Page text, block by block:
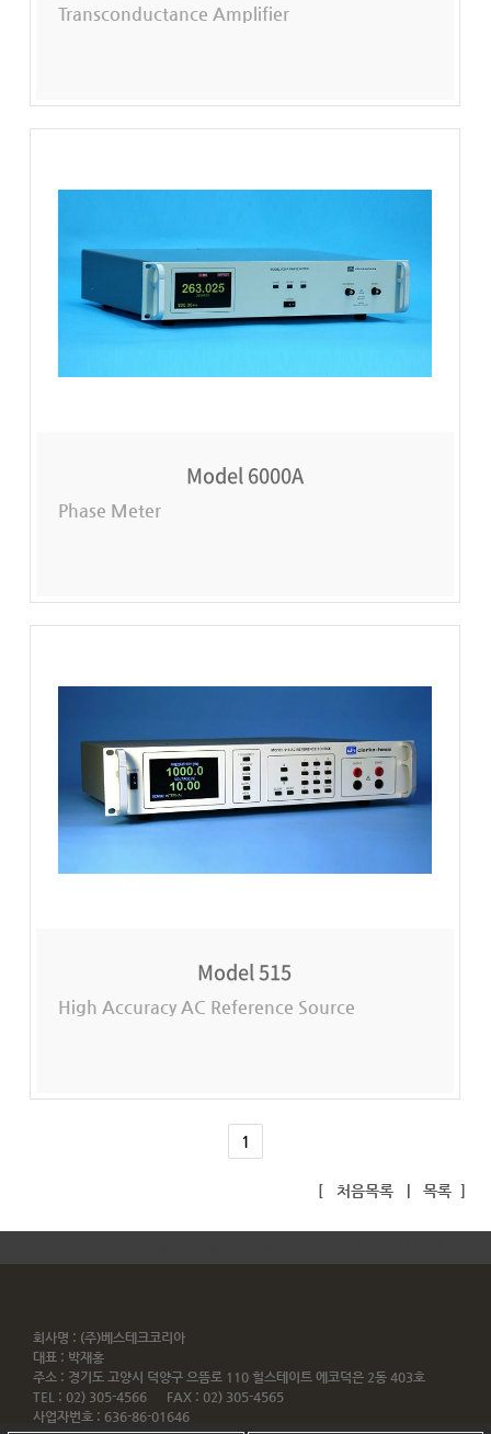
Transconductance Amplifier
Model 6000A
Phase Meter
Model 515
High Accuracy AC Reference Source
1
[ 처음목록| 목록]
회사명 : (주)베스테크코리아
대표 : 박재홍
주소 : 경기도 고양시 덕양구 으뜸로 110 힐스테이트 에코덕은 2동 403호
TEL : 02) 305-4566 FAX : 02) 305-4565
사업자번호 : 636-86-01646